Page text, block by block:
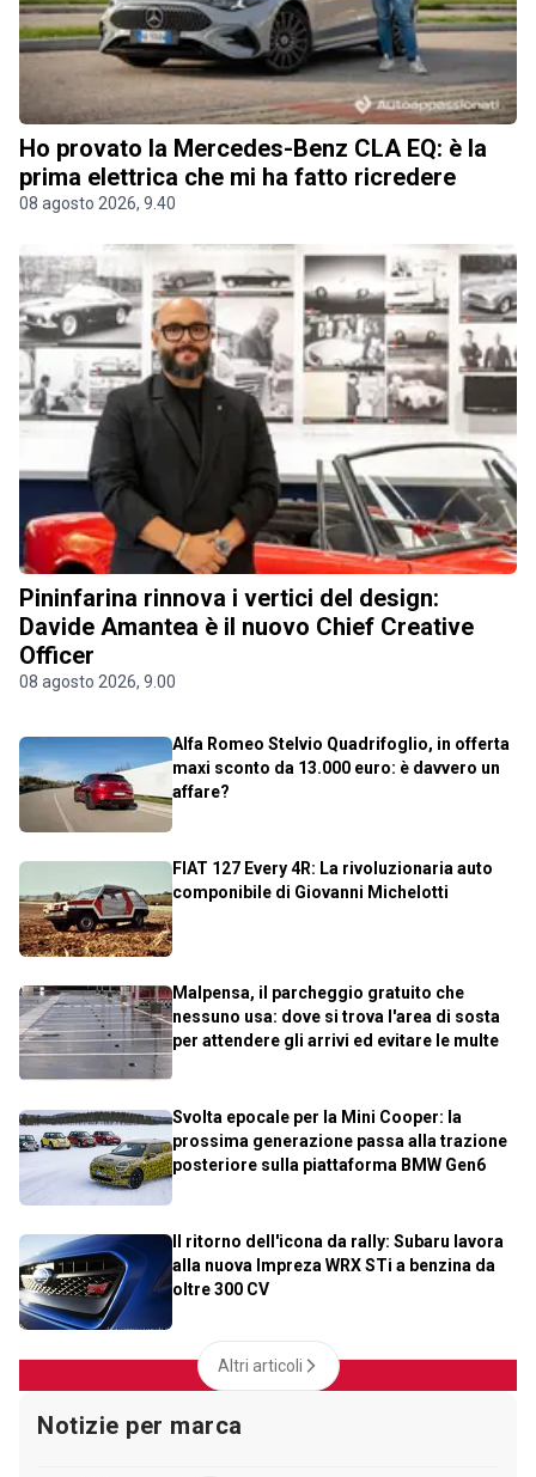
Ho provato la Mercedes-Benz CLA EQ: è la
prima elettrica che mi ha fatto ricredere
08 agosto 2026, 9.40
Pininfarina rinnova i vertici del design:
Davide Amantea è il nuovo Chief Creative
Officer
08 agosto 2026, 9.00
Alfa Romeo Stelvio Quadrifoglio, in offerta
maxi sconto da 13.000 euro: è davvero un
affare?
FIAT 127 Every 4R: La rivoluzionaria auto
componibile di Giovanni Michelotti
Malpensa, il parcheggio gratuito che
nessuno usa: dove si trova l'area di sosta
per attendere gli arrivi ed evitare le multe
Svolta epocale per la Mini Cooper: la
prossima generazione passa alla trazione
posteriore sulla piattaforma BMW Gen6
Il ritorno dell'icona da rally: Subaru lavora
alla nuova Impreza WRX STi a benzina da
oltre 300 CV
Altri articoli
Notizie per marca